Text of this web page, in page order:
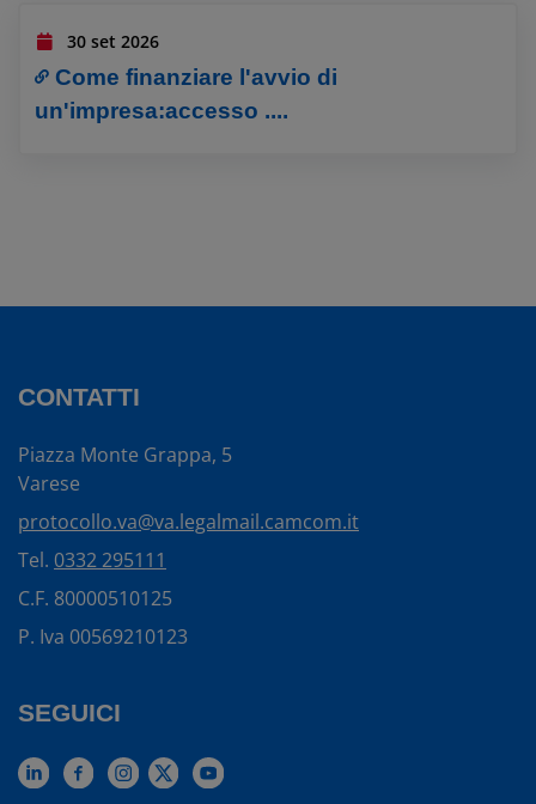
30 set 2026
Come finanziare l'avvio di
un'impresa:accesso ....
CONTATTI
Piazza Monte Grappa, 5
Varese
protocollo.va@va.legalmail.camcom.it
Tel. 0332 295111
C.F. 80000510125
P. Iva 00569210123
SEGUICI